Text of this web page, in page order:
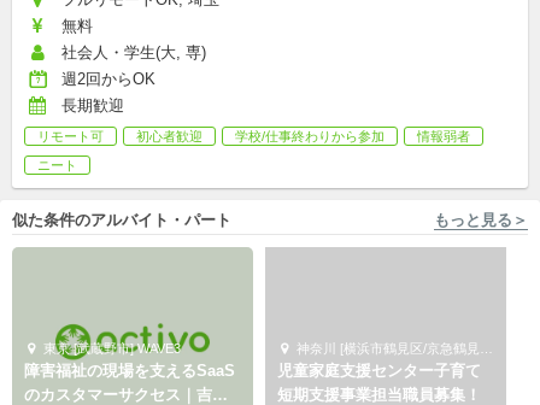
無料
社会人・学生(大, 専)
週2回からOK
長期歓迎
リモート可 初心者歓迎 学校/仕事終わりから参加
情報弱者
ニート
似た条件のアルバイト・パート もっと見る＞
東京 [武蔵野市] WAVE3
障害福祉の現場を支えるSaaS
のカスタマーサクセス｜吉祥
神奈川 [横浜市鶴見区/京急鶴見駅 徒歩2分] サードプレイス
児童家庭支援センター子育て
短期支援事業担当職員募集！